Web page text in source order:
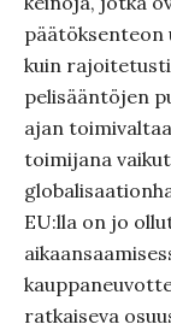
päätöksenteon
kuin
pelisääntöjen
ajan
toimijana
EU:lla on jo
ratkaiseva